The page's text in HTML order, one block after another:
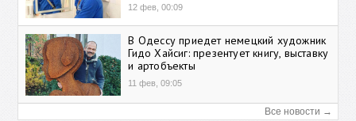
12 фев, 00:09
В Одессу приедет немецкий художник
Гидо Хайсиг: презентует книгу, выставку
и артобъекты
11 фев, 09:05
Все новости →